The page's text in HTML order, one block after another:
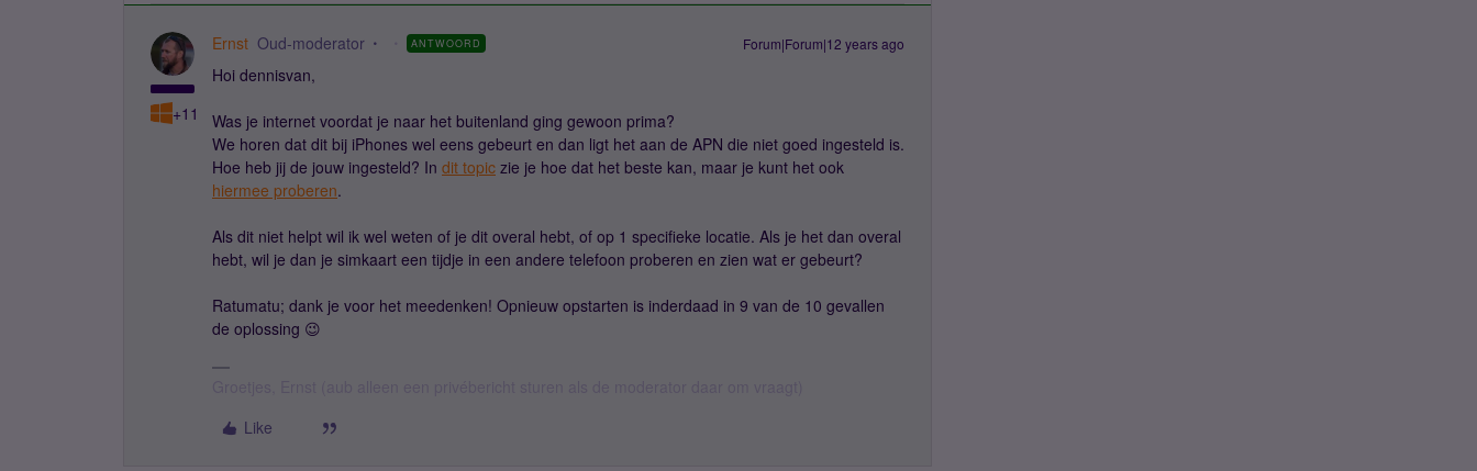
+11
Ernst Oud-moderator ANTWOORD Forum|Forum|12 years ago
Hoi dennisvan,
Was je internet voordat je naar het buitenland ging gewoon prima?
We horen dat dit bij iPhones wel eens gebeurt en dan ligt het aan de APN die niet goed ingesteld is.
Hoe heb jij de jouw ingesteld? In dit topic zie je hoe dat het beste kan, maar je kunt het ook
hiermee proberen.
Als dit niet helpt wil ik wel weten of je dit overal hebt, of op 1 specifieke locatie. Als je het dan overal
hebt, wil je dan je simkaart een tijdje in een andere telefoon proberen en zien wat er gebeurt?
Ratumatu; dank je voor het meedenken! Opnieuw opstarten is inderdaad in 9 van de 10 gevallen
de oplossing 😉
Like